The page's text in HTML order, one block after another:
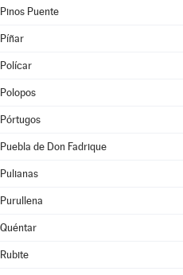
Pinos Puente
Píñar
Polícar
Polopos
Pórtugos
Puebla de Don Fadrique
Pulianas
Purullena
Quéntar
Rubite